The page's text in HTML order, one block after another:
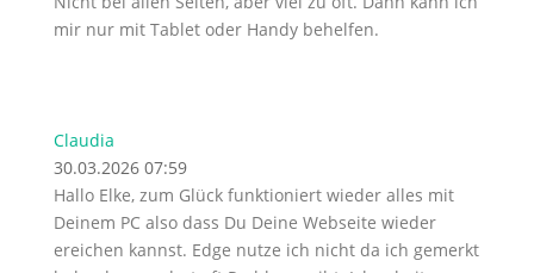
mir nur mit Tablet oder Handy behelfen.
Claudia
30.03.2026 07:59
Hallo Elke, zum Glück funktioniert wieder alles mit
Deinem PC also dass Du Deine Webseite wieder
ereichen kannst. Edge nutze ich nicht da ich gemerkt